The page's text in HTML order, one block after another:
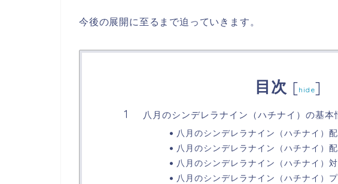
今後の展開に至るまで迫っていきます。
目次 [hide]
八月のシンデレラナイン（ハチナイ）の基本
八月のシンデレラナイン（ハチナイ）
八月のシンデレラナイン（ハチナイ）
八月のシンデレラナイン（ハチナイ）
八月のシンデレラナイン（ハチナイ）